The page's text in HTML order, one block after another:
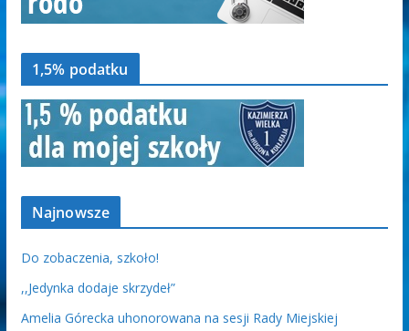
1,5% podatku
Najnowsze
Do zobaczenia, szkoło!
,,Jedynka dodaje skrzydeł”
Amelia Górecka uhonorowana na sesji Rady Miejskiej